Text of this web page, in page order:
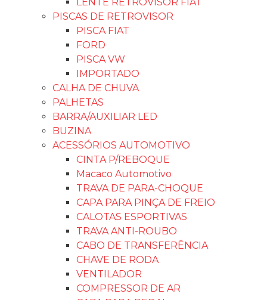
PISCAS DE RETROVISOR
PISCA FIAT
FORD
PISCA VW
IMPORTADO
CALHA DE CHUVA
PALHETAS
BARRA/AUXILIAR LED
BUZINA
ACESSÓRIOS AUTOMOTIVO
CINTA P/REBOQUE
Macaco Automotivo
TRAVA DE PARA-CHOQUE
CAPA PARA PINÇA DE FREIO
CALOTAS ESPORTIVAS
TRAVA ANTI-ROUBO
CABO DE TRANSFERÊNCIA
CHAVE DE RODA
VENTILADOR
COMPRESSOR DE AR